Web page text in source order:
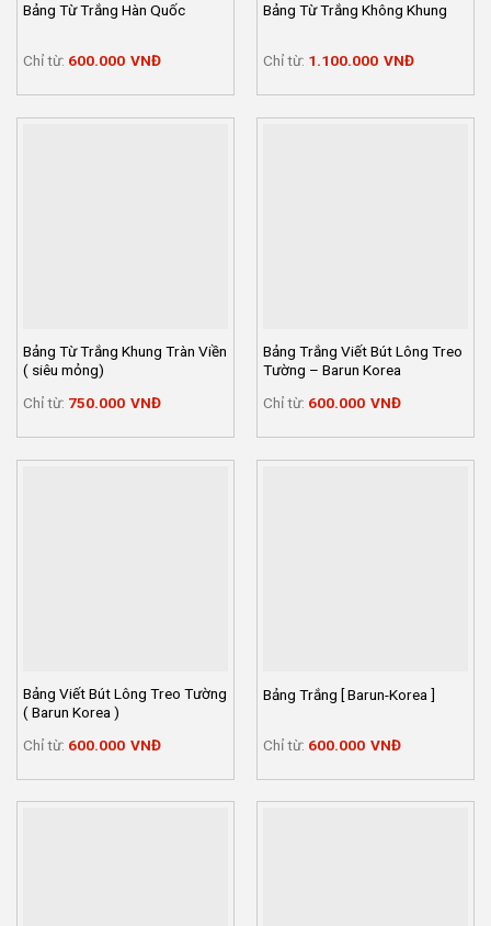
Bảng Từ Trắng Hàn Quốc
Chỉ từ: 600.000 VNĐ
Bảng Từ Trắng Không Khung
Chỉ từ: 1.100.000 VNĐ
Bảng Từ Trắng Khung Tràn Viền
( siêu mỏng)
Chỉ từ: 750.000 VNĐ
Bảng Trắng Viết Bút Lông Treo
Tường – Barun Korea
Chỉ từ: 600.000 VNĐ
Bảng Viết Bút Lông Treo Tường
( Barun Korea )
Chỉ từ: 600.000 VNĐ
Bảng Trắng [ Barun-Korea ]
Chỉ từ: 600.000 VNĐ